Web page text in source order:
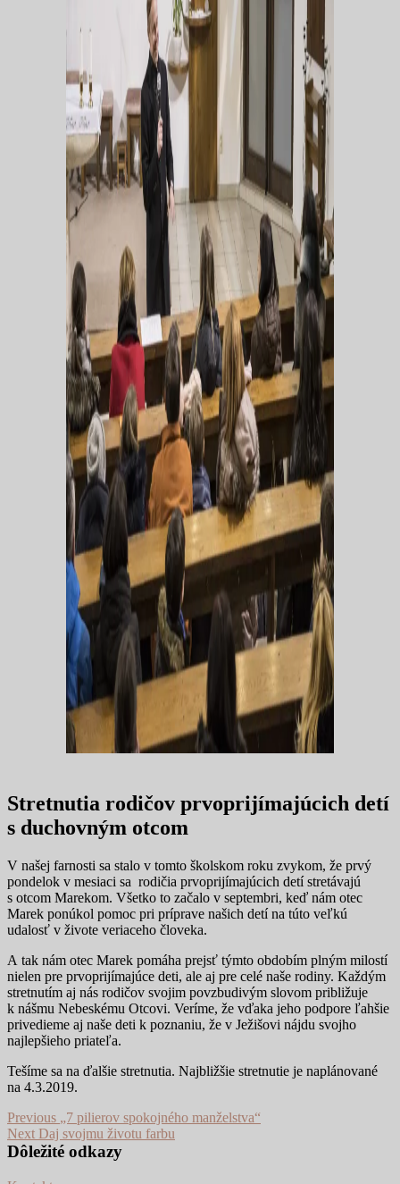
Stretnutia rodičov prvoprijímajúcich detí
s duchovným otcom
V našej farnosti sa stalo v tomto školskom roku zvykom, že prvý
pondelok v mesiaci sa rodičia prvoprijímajúcich detí stretávajú
s otcom Marekom. Všetko to začalo v septembri, keď nám otec
Marek ponúkol pomoc pri príprave našich detí na túto veľkú
udalosť v živote veriaceho človeka.
A tak nám otec Marek pomáha prejsť týmto obdobím plným milostí
nielen pre prvoprijímajúce deti, ale aj pre celé naše rodiny. Každým
stretnutím aj nás rodičov svojim povzbudivým slovom približuje
k nášmu Nebeskému Otcovi. Veríme, že vďaka jeho podpore ľahšie
privedieme aj naše deti k poznaniu, že v Ježišovi nájdu svojho
najlepšieho priateľa.
Tešíme sa na ďalšie stretnutia. Najbližšie stretnutie je naplánované
na 4.3.2019.
Navigácia
v
Previous
Previous
post:
„7 pilierov spokojného manželstva“
Next Next
post:
Daj svojmu životu farbu
Dôležité odkazy